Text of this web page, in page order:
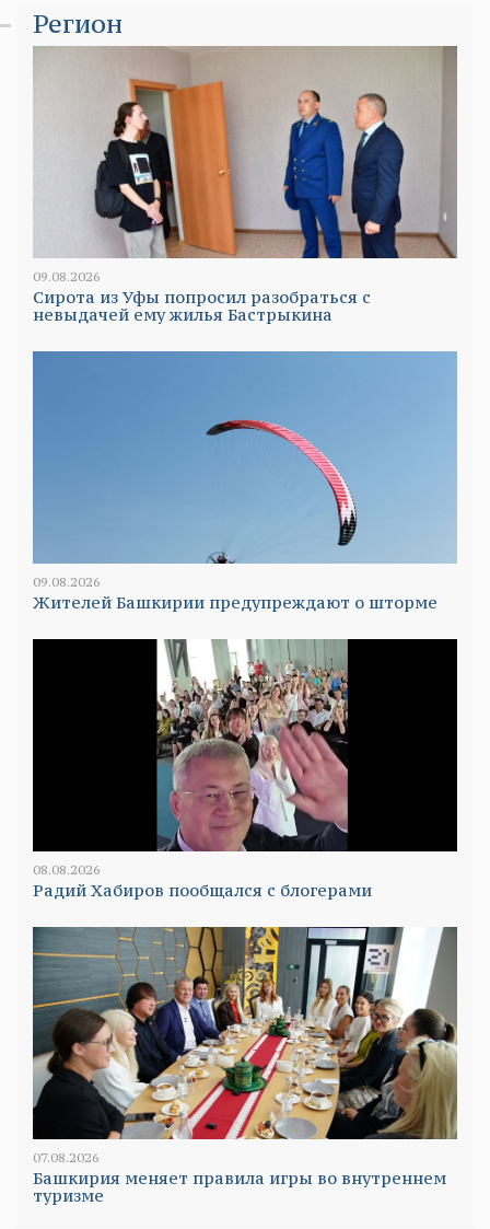
Регион
09.08.2026
Сирота из Уфы попросил разобраться с
невыдачей ему жилья Бастрыкина
09.08.2026
Жителей Башкирии предупреждают о шторме
08.08.2026
Радий Хабиров пообщался с блогерами
07.08.2026
Башкирия меняет правила игры во внутреннем
туризме